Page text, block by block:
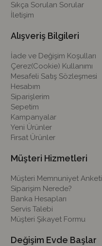
Sıkça Sorulan Sorular
İletişim
Alışveriş Bilgileri
İade ve Değişim Koşulları
Çerez(Cookie) Kullanımı
Mesafeli Satış Sözleşmesi
Hesabım
Siparişlerim
Sepetim
Kampanyalar
Yeni Ürünler
Fırsat Ürünler
Müşteri Hizmetleri
Müşteri Memnuniyet Anketi
Siparişim Nerede?
Banka Hesapları
Servis Talebi
Müşteri Şikayet Formu
Değişim Evde Başlar